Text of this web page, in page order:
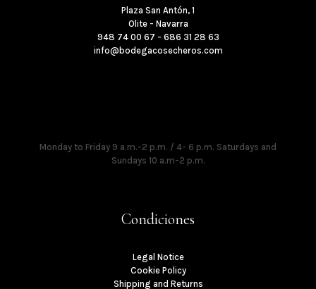
Plaza San Antón, 1
Olite - Navarra
948 74 00 67 - 686 31 28 63
info@bodegacosecheros.com
Monday to Friday 9 a.m.-2 p.m. / 4- 6 p.m. Saturdays and
Sundays 10 a.m-2 p.m.
Condiciones
Legal Notice
Cookie Policy
Shipping and Returns